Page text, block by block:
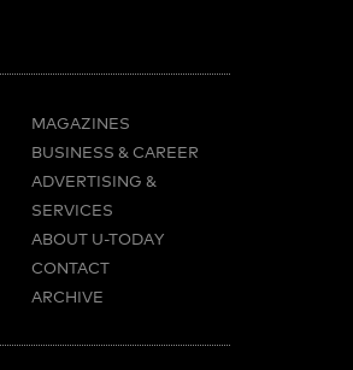
MAGAZINES
BUSINESS & CAREER
ADVERTISING &
SERVICES
ABOUT U-TODAY
CONTACT
ARCHIVE